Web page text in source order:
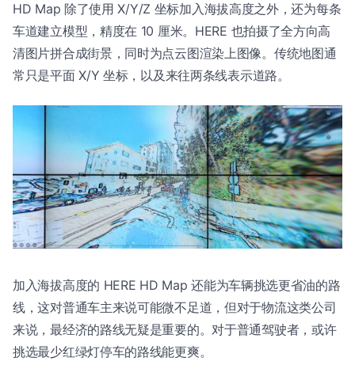
HD Map 除了使用 X/Y/Z 坐标加入海拔高度之外，还为每条
车道建立模型，精度在 10 厘米。HERE 也拍摄了全方向高
清图片拼合成街景，同时为点云图渲染上图像。传统地图通
常只是平面 X/Y 坐标，以及来往两条线表示道路。
加入海拔高度的 HERE HD Map 还能为车辆挑选更省油的路
线，这对普通车主来说可能微不足道，但对于物流这类公司
来说，最经济的路线无疑是重要的。对于普通驾驶者，或许
挑选最少红绿灯停车的路线能更爽。